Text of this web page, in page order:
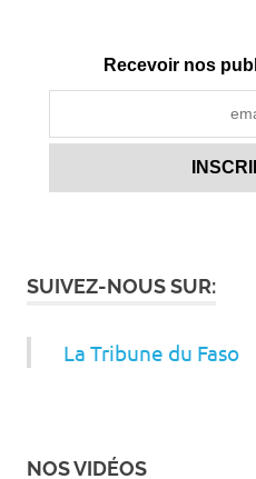
Recevoir nos
SUIVEZ-NOUS SUR:
La Tribune du Faso
NOS VIDÉOS